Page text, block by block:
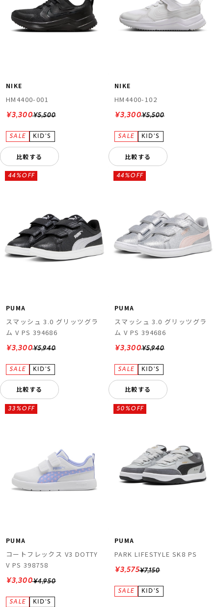
NIKE
HM4400-001
¥5,500
¥3,300
比較する
NIKE
HM4400-102
¥5,500
¥3,300
比較する
PUMA
スマッシュ 3.0 グリッツグラ
ム V PS 394686
¥5,940
44%OFF
¥3,300
比較する
PUMA
スマッシュ 3.0 グリッツグラ
ム V PS 394686
¥5,940
44%OFF
¥3,300
比較する
PUMA
コートフレックス V3 DOTTY
V PS 398758
¥4,950
33%OFF
¥3,300
PUMA
PARK LIFESTYLE SK8 PS
¥7,150
50%OFF
¥3,575